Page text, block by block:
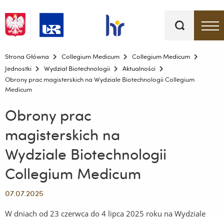
kluczowe
Menu - górna belka
Strona Główna Collegium Medicum
Collegium Medicum
Jednostki
Wydział Biotechnologii
Aktualności
Obrony prac magisterskich na Wydziale Biotechnologii Collegium
Medicum
Obrony prac
magisterskich na
Wydziale Biotechnologii
Collegium Medicum
07.07.2025
W dniach od 23 czerwca do 4 lipca 2025 roku na Wydziale